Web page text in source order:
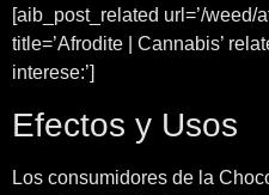
[aib_post_related url=’/weed/
title=’Afrodite | Cannabis’
interese:’]
Efectos y Usos
Los consumidores de la